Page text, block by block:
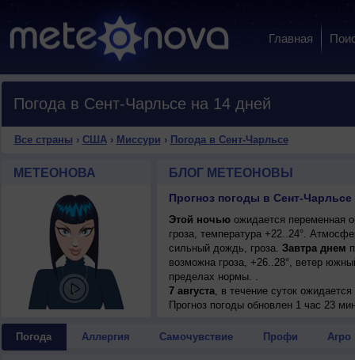
Главная
Погода в Сент-Чарльсе на 14 дней
Все страны › США› Миссури › Погода в Сент-Чарльсе
МЕТЕОНОВА БЛОГ МЕТЕОНОВЫ
Прогноз погоды в Сент-
Этой ночьюожидается переменная
гроза, температура +22..24°.
сильный дождь, гроза. Завтра днем
возможна гроза, +26..28°, ветер
пределах нормы. .
7 августа, в течение суток
возможна гроза; ночью +24..26°,
Прогноз погоды обновлен 1 час 23
Погода Аллергия Самочувствие Профи Агро